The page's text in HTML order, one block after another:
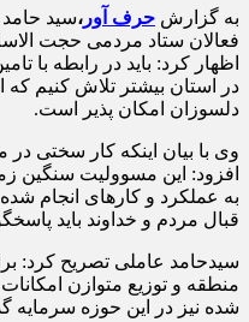
به گزارش حرف آور ،سید
فعالان ستاد مردمی حجت
اظهار کرد: باید در رابطه با
در استان بیشتر تلاش کنیم
دلسوزان امکان پذیر است.
وی با بیان اینکه کار سختی
افزود: این مسوولیت سنگین
به عملکرد و کارهای انجام
قبال مردم و خداوند باید
سیدحامد عاملی تصریح کرد:
منطقه و توزیع متوازن
شده نیز در این حوزه سرمایه